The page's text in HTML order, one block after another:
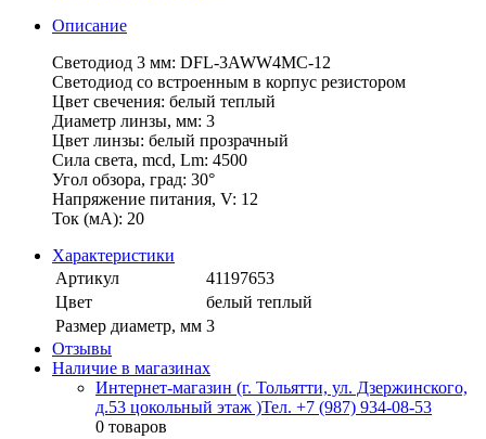
Описание
Светодиод 3 мм: DFL-3AWW4MC-12
Светодиод со встроенным в корпус резистором
Цвет свечения: белый теплый
Диаметр линзы, мм: 3
Цвет линзы: белый прозрачный
Сила света, mcd, Lm: 4500
Угол обзора, град: 30°
Напряжение питания, V: 12
Ток (мА): 20
Характеристики
Артикул
41197653
Цвет
белый теплый
Размер диаметр, мм 3
Отзывы
Наличие в магазинах
Интернет-магазин (г. Тольятти, ул. Дзержинского,
д.53 цокольный этаж )Тел. +7 (987) 934-08-53
0 товаров